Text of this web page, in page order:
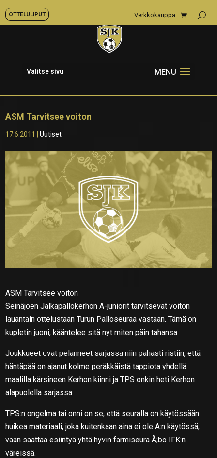
OTTELULIPUT Verkkokauppa
Valitse sivu
ASM Tarvitsee voiton
17.6.2011 |Uutiset
ASM Tarvitsee voiton
Seinäjoen Jalkapallokerhon A-juniorit tarvitsevat voiton
lauantain ottelustaan Turun Palloseuraa vastaan. Tämä on
kupletin juoni, kääntelee sitä nyt miten päin tahansa.
Joukkueet ovat pelanneet sarjassa niin pahasti ristiin, että
häntäpää on ajanut kolme peräkkäistä tappiota yhdellä
maalilla kärsineen Kerhon kiinni ja TPS onkin heti Kerhon
alapuolella sarjassa.
TPS:n ongelma tai onni on se, että seuralla on käytössään
huikea materiaali, joka kuitenkaan aina ei ole A:n käytössä,
vaan saattaa esiintyä yhtä hyvin farmiseura Å;bo IFK:n
väreissä.